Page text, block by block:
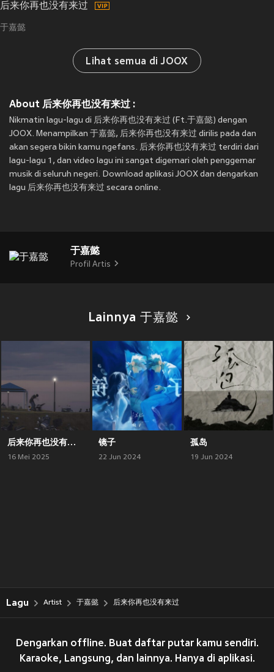
后来你再也没有来过
于嘉懿
Lihat semua di JOOX
About 后来你再也没有来过 :
Nikmatin lagu-lagu di 后来你再也没有来过 (Ft.于嘉懿) dengan
JOOX. Menampilkan 于嘉懿, 后来你再也没有来过 dirilis pada dan
akan segera bikin kamu ngefans. 后来你再也没有来过 terdiri dari
lagu-lagu 1, dan video lagu ini sangat digemari oleh penggemar
musik di seluruh negeri. Download aplikasi JOOX dan dengarkan
lagu 后来你再也没有来过 secara online.
于嘉懿
Profil Artis
Lainnya 于嘉懿
后来你再也没有来过2.0
16 Mei 2025
镜子
22 Jun 2024
孤岛
19 Jun 2024
Lagu Artist 于嘉懿 后来你再也没有来过
Dengarkan offline. Buat daftar putar kamu sendiri.
Karaoke, Langsung, dan lainnya. Hanya di aplikasi.